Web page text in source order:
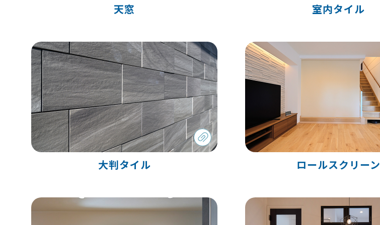
天窓 室内タイル
大判タイル ロールスクリーン